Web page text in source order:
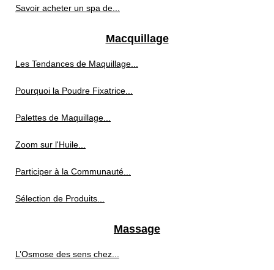
Savoir acheter un spa de...
Macquillage
Les Tendances de Maquillage...
Pourquoi la Poudre Fixatrice...
Palettes de Maquillage...
Zoom sur l'Huile...
Participer à la Communauté...
Sélection de Produits...
Massage
L’Osmose des sens chez...